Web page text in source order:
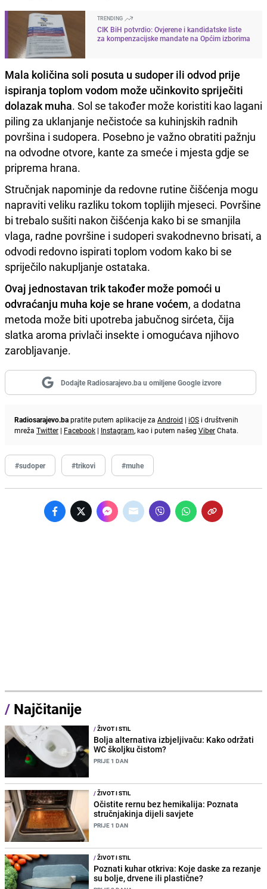
TRENDING
CIK BiH potvrdio: Ovjerene i kandidatske liste
za kompenzacijske mandate na Općim izborima
Mala količina soli posuta u sudoper ili odvod prije
ispiranja toplom vodom može učinkovito spriječiti
dolazak muha. Sol se također može koristiti kao lagani
piling za uklanjanje nečistoće sa kuhinjskih radnih
površina i sudopera. Posebno je važno obratiti pažnju
na odvodne otvore, kante za smeće i mjesta gdje se
priprema hrana.
Stručnjak napominje da redovne rutine čišćenja mogu
napraviti veliku razliku tokom toplijih mjeseci. Površine
bi trebalo sušiti nakon čišćenja kako bi se smanjila
vlaga, radne površine i sudoperi svakodnevno brisati, a
odvodi redovno ispirati toplom vodom kako bi se
spriječilo nakupljanje ostataka.
Ovaj jednostavan trik također može pomoći u
odvraćanju muha koje se hrane voćem, a dodatna
metoda može biti upotreba jabučnog sirćeta, čija
slatka aroma privlači insekte i omogućava njihovo
zarobljavanje.
Dodajte Radiosarajevo.ba u omiljene Google izvore
Radiosarajevo.bapratite putem aplikacije za Android | iOS i društvenih
mreža Twitter | Facebook | Instagram, kao i putem našeg ViberChata.
#sudoper #trikovi #muhe
/ Najčitanije
/ŽIVOT I STIL
Bolja alternativa izbjeljivaču: Kako održati
WC školjku čistom?
PRIJE 1 DAN
/ŽIVOT I STIL
Očistite rernu bez hemikalija: Poznata
stručnjakinja dijeli savjete
PRIJE 1 DAN
/ŽIVOT I STIL
Poznati kuhar otkriva: Koje daske za rezanje
su bolje, drvene ili plastične?